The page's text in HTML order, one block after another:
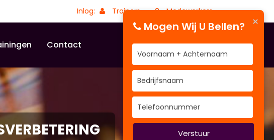
Inlog: Trainers Medewerkers
Contact
×
Mogen Wij U Bellen?
Verstuur